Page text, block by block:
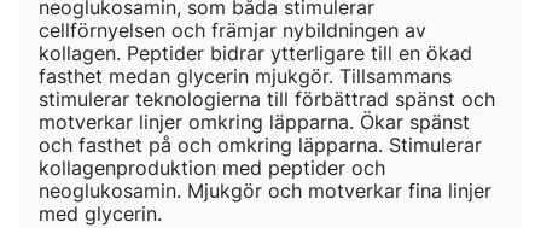
neoglukosamin, som båda stimulerar
cellförnyelsen och främjar nybildningen av
kollagen. Peptider bidrar ytterligare till en ökad
fasthet medan glycerin mjukgör. Tillsammans
stimulerar teknologierna till förbättrad spänst och
motverkar linjer omkring läpparna. Ökar spänst
och fasthet på och omkring läpparna. Stimulerar
kollagenproduktion med peptider och
neoglukosamin. Mjukgör och motverkar fina linjer
med glycerin.